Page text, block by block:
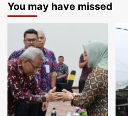
You may have missed